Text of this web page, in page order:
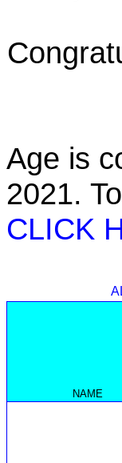
Age is
2021.
CLICK
NAME